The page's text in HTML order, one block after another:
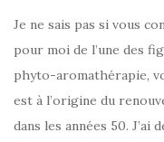
Je ne sais pas si vous
pour moi de l’une des
phyto-aromathérapie,
est à l’origine du
dans les années 50.